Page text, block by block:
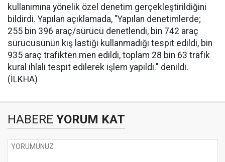
kullanımına yönelik özel denetim gerçekleştirildiğini
bildirdi. Yapılan açıklamada, "Yapılan denetimlerde;
255 bin 396 araç/sürücü denetlendi, bin 742 araç
sürücüsünün kış lastiği kullanmadığı tespit edildi, bin
935 araç trafikten men edildi, toplam 28 bin 63 trafik
kural ihlali tespit edilerek işlem yapıldı." denildi.
(İLKHA)
HABERE YORUM KAT